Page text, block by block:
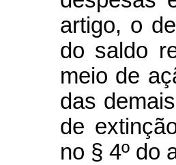
artigo, o
do saldo
meio de
das
de
no § 4º do